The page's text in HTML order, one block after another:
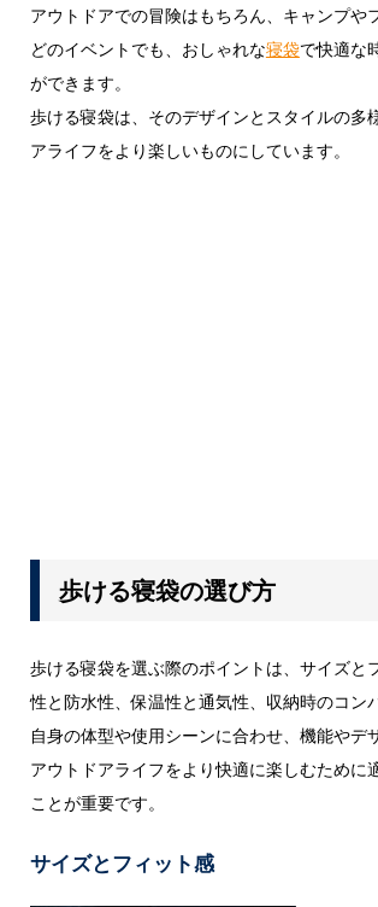
アウトドアでの冒険はもちろん、キャンプや
どのイベントでも、おしゃれな寝袋で快適な
ができます。
歩ける寝袋は、そのデザインとスタイルの多
アライフをより楽しいものにしています。
歩ける寝袋の選び方
歩ける寝袋を選ぶ際のポイントは、サイズと
性と防水性、保温性と通気性、収納時のコン
自身の体型や使用シーンに合わせ、機能やデ
アウトドアライフをより快適に楽しむために
ことが重要です。
サイズとフィット感